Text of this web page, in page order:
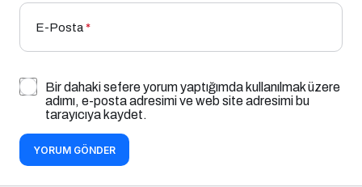
E-Posta*
Bir dahaki sefere yorum yaptığımda kullanılmak üzere
adımı, e-posta adresimi ve web site adresimi bu
tarayıcıya kaydet.
YORUM GÖNDER